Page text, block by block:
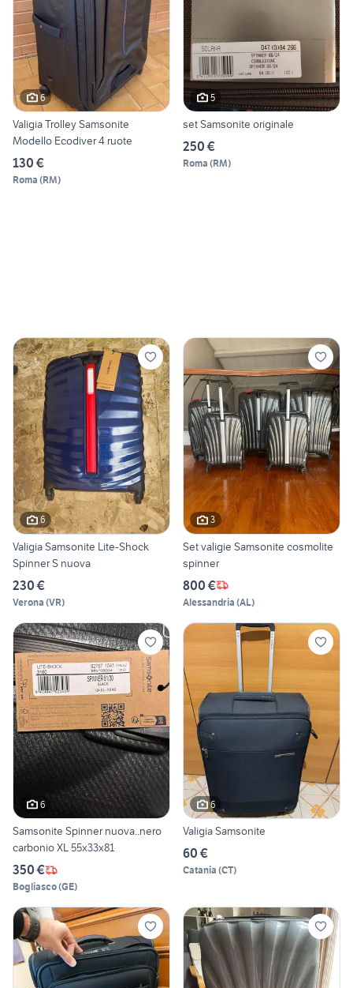
6
Valigia Trolley Samsonite
Modello Ecodiver 4 ruote
130 €
Roma (RM)
5
set Samsonite originale
250 €
Roma (RM)
6
Valigia Samsonite Lite-Shock
Spinner S nuova
230 €
Verona (VR)
3
Set valigie Samsonite cosmolite
spinner
800 €
Alessandria (AL)
6
Samsonite Spinner nuova..nero
carbonio XL 55x33x81
350 €
Bogliasco(GE)
6
Valigia Samsonite
60 €
Catania (CT)